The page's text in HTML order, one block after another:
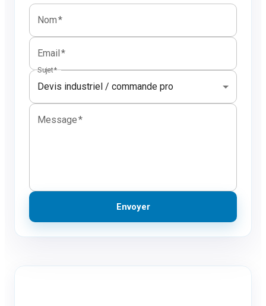
Nom*
Email*
Sujet*
Devis industriel / commande pro
Message*
Envoyer